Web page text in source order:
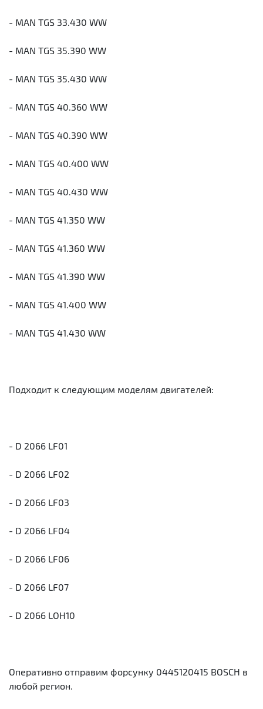
- MAN TGS 33.430 WW
- MAN TGS 35.390 WW
- MAN TGS 35.430 WW
- MAN TGS 40.360 WW
- MAN TGS 40.390 WW
- MAN TGS 40.400 WW
- MAN TGS 40.430 WW
- MAN TGS 41.350 WW
- MAN TGS 41.360 WW
- MAN TGS 41.390 WW
- MAN TGS 41.400 WW
- MAN TGS 41.430 WW
Подходит к следующим моделям двигателей:
- D 2066 LF01
- D 2066 LF02
- D 2066 LF03
- D 2066 LF04
- D 2066 LF06
- D 2066 LF07
- D 2066 LOH10
Оперативно отправим форсунку 0445120415 BOSCH в
любой регион.